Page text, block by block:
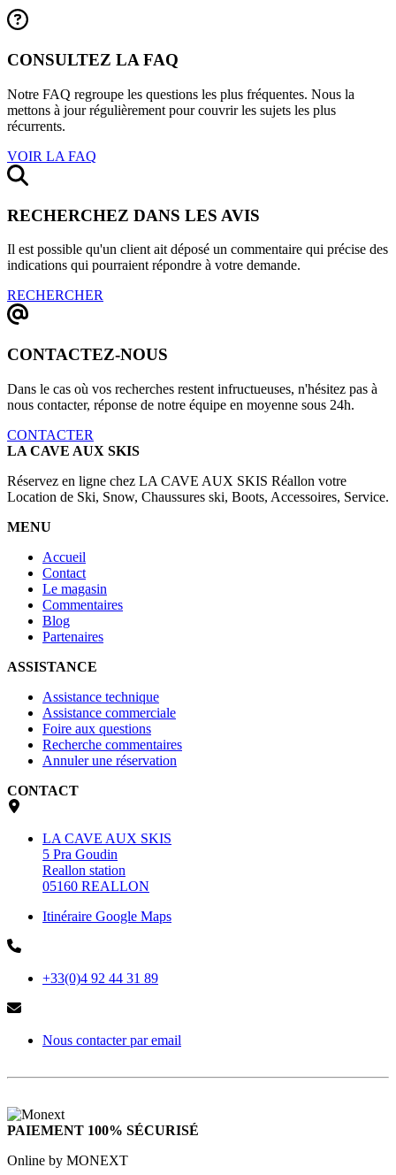
CONSULTEZ LA FAQ
Notre FAQ regroupe les questions les plus fréquentes. Nous la
mettons à jour régulièrement pour couvrir les sujets les plus
récurrents.
VOIR LA FAQ
RECHERCHEZ DANS LES AVIS
Il est possible qu'un client ait déposé un commentaire qui précise des
indications qui pourraient répondre à votre demande.
RECHERCHER
CONTACTEZ-NOUS
Dans le cas où vos recherches restent infructueuses, n'hésitez pas à
nous contacter, réponse de notre équipe en moyenne sous 24h.
CONTACTER
LA CAVE AUX SKIS
Réservez en ligne chez LA CAVE AUX SKIS Réallon votre
Location de Ski, Snow, Chaussures ski, Boots, Accessoires, Service.
MENU
Accueil
Contact
Le magasin
Commentaires
Blog
Partenaires
ASSISTANCE
Assistance technique
Assistance commerciale
Foire aux questions
Recherche commentaires
Annuler une réservation
CONTACT
LA CAVE AUX SKIS
5 Pra Goudin
Reallon station
05160 REALLON
Itinéraire Google Maps
+33(0)4 92 44 31 89
Nous contacter par email
PAIEMENT 100% SÉCURISÉ
Online by MONEXT